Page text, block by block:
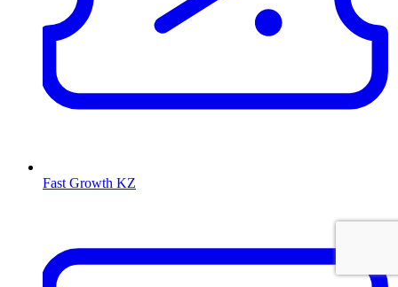
Fast Growth KZ